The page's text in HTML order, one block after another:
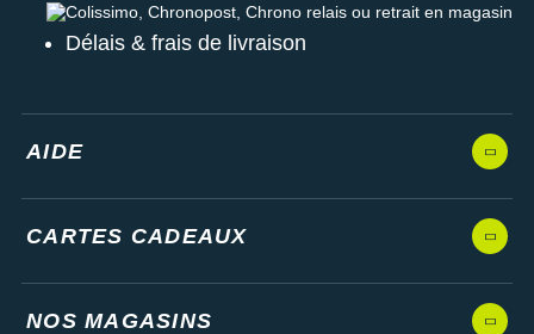
Colissimo, Chronopost, Chrono relais ou retrait en magasin
Délais & frais de livraison
AIDE
CARTES CADEAUX
NOS MAGASINS